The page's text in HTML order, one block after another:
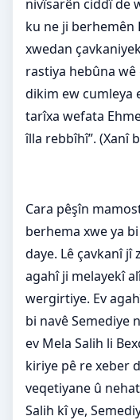
nivîsarên ciddî de
ku ne ji berhemên
xwedan
rastiya hebûna wê
dikim ew cumleya
tarîxa wefata
îlla rebbîhî”. (Xanî
Cara pêşîn
berhema xwe ya
daye. Lê çavkanî jî
agahî ji melayekî
wergirtiye. Ev
bi navê Semediye
ev Mela Salih li
kiriye pê re xeber
veqetiyane û
Salih kî ye,